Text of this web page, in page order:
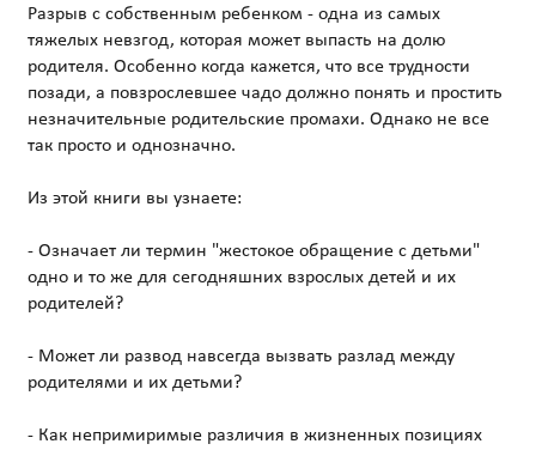
Разрыв с собственным ребенком - одна из самых
тяжелых невзгод, которая может выпасть на долю
родителя. Особенно когда кажется, что все трудности
позади, а повзрослевшее чадо должно понять и простить
незначительные родительские промахи. Однако не все
так просто и однозначно.
Из этой книги вы узнаете:
- Означает ли термин "жестокое обращение с детьми"
одно и то же для сегодняшних взрослых детей и их
родителей?
- Может ли развод навсегда вызвать разлад между
родителями и их детьми?
- Как непримиримые различия в жизненных позициях